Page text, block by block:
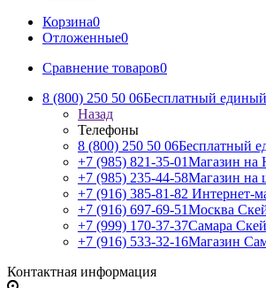
Корзина0
Отложенные0
Сравнение товаров0
8 (800) 250 50 06Бесплатный единый
Назад
Телефоны
8 (800) 250 50 06Бесплатный
+7 (985) 821-35-01Магазин на
+7 (985) 235-44-58Магазин на
+7 (916) 385-81-82 Интернет-
+7 (916) 697-69-51Москва
+7 (999) 170-37-37Самара
+7 (916) 533-32-16Магазин
Контактная информация